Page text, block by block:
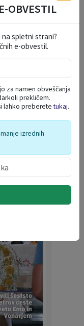
15
16
29
30
5 6
OBVESTIL
spletni strani?
e-obvestil.
za namen obveščanja
prekličem.
lahko preberetetukaj.
izrednih